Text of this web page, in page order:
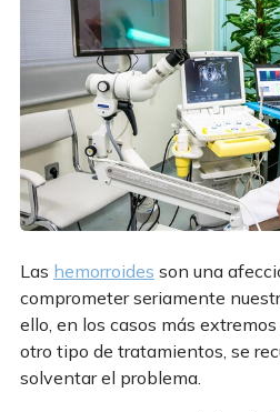
Las hemorroides son una
comprometer seriamente
ello, en los casos más
otro tipo de tratamientos, se
solventar el problema.